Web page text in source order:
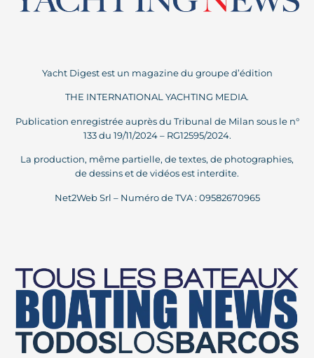
Yacht Digest est un magazine du groupe d’édition
THE INTERNATIONAL YACHTING MEDIA.
Publication enregistrée auprès du Tribunal de Milan sous le n°
133 du 19/11/2024 – RG12595/2024.
La production, même partielle, de textes, de photographies,
de dessins et de vidéos est interdite.
Net2Web Srl – Numéro de TVA : 09582670965